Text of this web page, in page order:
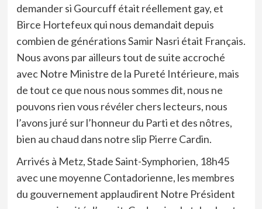
demander si Gourcuff était réellement gay, et
Birce Hortefeux qui nous demandait depuis
combien de générations Samir Nasri était Français.
Nous avons par ailleurs tout de suite accroché
avec Notre Ministre de la Pureté Intérieure, mais
de tout ce que nous nous sommes dit, nous ne
pouvons rien vous révéler chers lecteurs, nous
l’avons juré sur l’honneur du Parti et des nôtres,
bien au chaud dans notre slip Pierre Cardin.
Arrivés à Metz, Stade Saint-Symphorien, 18h45
avec une moyenne Contadorienne, les membres
du gouvernement applaudirent Notre Président